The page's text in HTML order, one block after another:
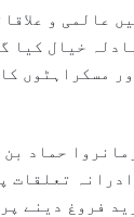
عالمی و
خیال کیا
مسکراہٹوں
حماد
تعلقات
فروغ دینے پر